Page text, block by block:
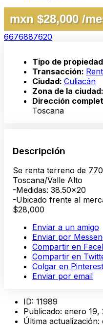
mxn $28,000 /
6676887620
Tipo de
Transacción:
Ciudad: Culiacán
Zona de la ciudad:
Dirección
Toscana
Descripción
Se renta terreno de
Toscana/Valle Alto
-Medidas: 38.50×20
-Ubicado frente al
$28,000
Enviar a un amigo
Enviar por
Compartir en
Compartir en
Colgar en Pinterest
Enviar por email
ID: 11989
Publicado: enero 19,
Última actualización: